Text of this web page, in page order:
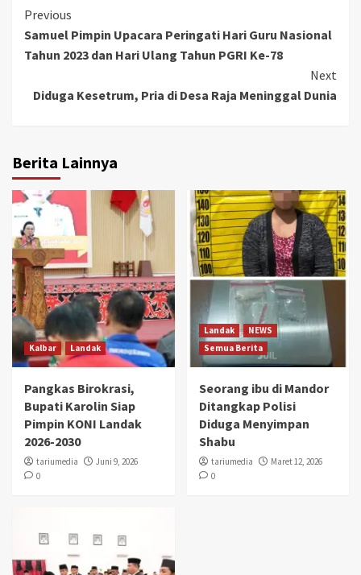
Continue
Reading
Previous
Samuel Pimpin Upacara Peringati Hari Guru Nasional
Tahun 2023 dan Hari Ulang Tahun PGRI Ke-78
Next
Diduga Kesetrum, Pria di Desa Raja Meninggal Dunia
Berita Lainnya
Kalbar Landak
Pangkas Birokrasi,
Bupati Karolin Siap
Pimpin KONI Landak
2026-2030
tariumedia
Juni 9, 2026
0
Landak
NEWS
Semua Berita
Seorang ibu di Mandor
Ditangkap Polisi
Diduga Menyimpan
Shabu
tariumedia
Maret 12, 2026
0